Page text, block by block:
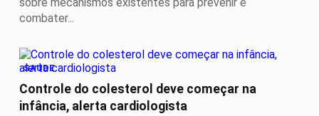
combater...
SAÚDE
Controle do colesterol deve começar na
infância, alerta cardiologista